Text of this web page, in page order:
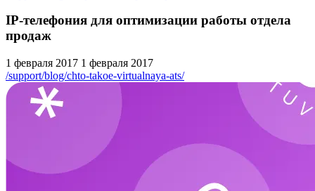
IP-телефония для оптимизации работы отдела
продаж
1 февраля 2017 1 февраля 2017
/support/blog/chto-takoe-virtualnaya-ats/